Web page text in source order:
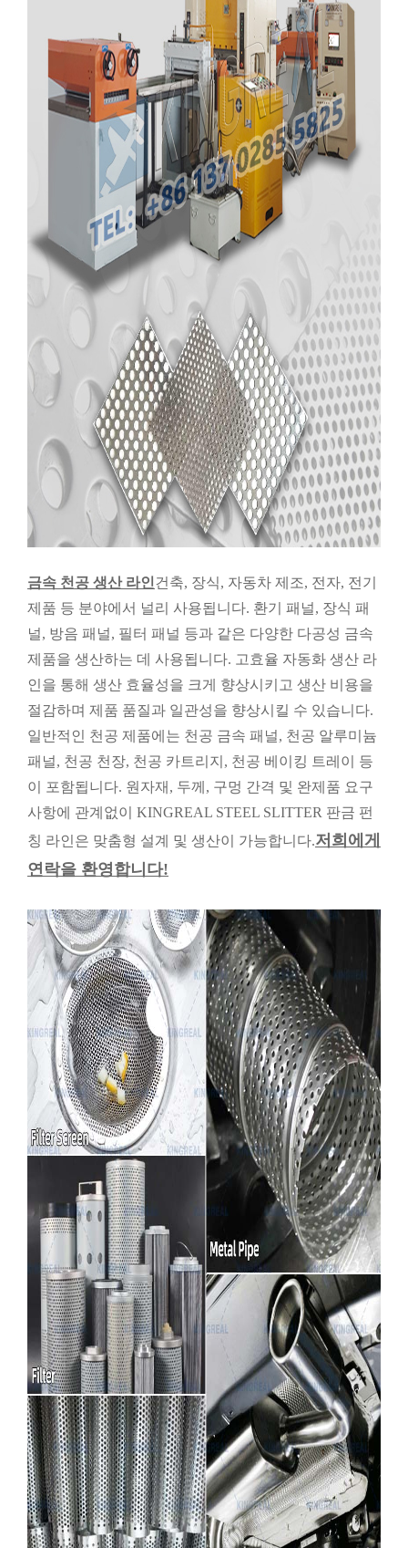
금속 천공 생산 라인건축, 장식, 자동차 제조, 전자, 전기
제품 등 분야에서 널리 사용됩니다. 환기 패널, 장식 패
널, 방음 패널, 필터 패널 등과 같은 다양한 다공성 금속
제품을 생산하는 데 사용됩니다. 고효율 자동화 생산 라
인을 통해 생산 효율성을 크게 향상시키고 생산 비용을
절감하며 제품 품질과 일관성을 향상시킬 수 있습니다.
일반적인 천공 제품에는 천공 금속 패널, 천공 알루미늄
패널, 천공 천장, 천공 카트리지, 천공 베이킹 트레이 등
이 포함됩니다. 원자재, 두께, 구멍 간격 및 완제품 요구
사항에 관계없이 KINGREAL STEEL SLITTER 판금 펀
칭 라인은 맞춤형 설계 및 생산이 가능합니다.저희에게
연락을 환영합니다!